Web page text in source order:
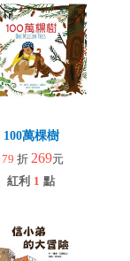
100萬棵樹
79 折 269元
紅利 1 點